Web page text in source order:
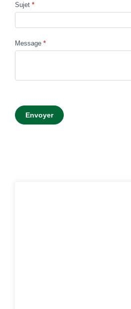
Sujet *
Message *
Envoyer